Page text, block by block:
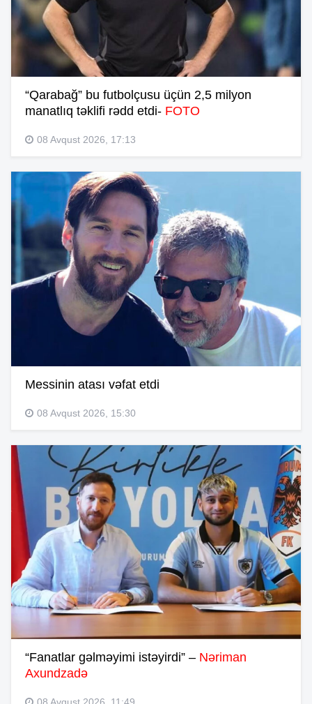
“Qarabağ” bu futbolçusu üçün 2,5 milyon
manatlıq təklifi rədd etdi- FOTO
08 Avqust 2026, 17:13
Messinin atası vəfat etdi
08 Avqust 2026, 15:30
“Fanatlar gəlməyimi istəyirdi” – Nəriman
Axundzadə